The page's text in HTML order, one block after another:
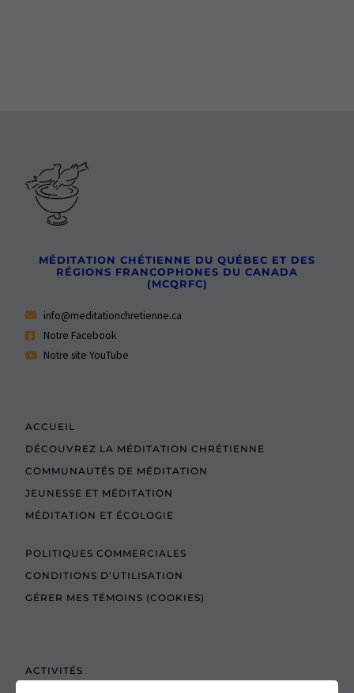
MÉDITATION CHÉTIENNE DU QUÉBEC ET DES
RÉGIONS FRANCOPHONES DU CANADA
(MCQRFC)
info@meditationchretienne.ca
Notre Facebook
Notre site YouTube
ACCUEIL
DÉCOUVREZ LA MÉDITATION CHRÉTIENNE
COMMUNAUTÉS DE MÉDITATION
JEUNESSE ET MÉDITATION
MÉDITATION ET ÉCOLOGIE
POLITIQUES COMMERCIALES
CONDITIONS D’UTILISATION
GÉRER MES TÉMOINS (COOKIES)
ACTIVITÉS